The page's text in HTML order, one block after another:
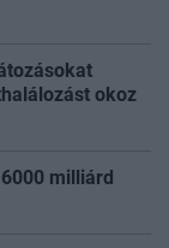
okoz
milliárd